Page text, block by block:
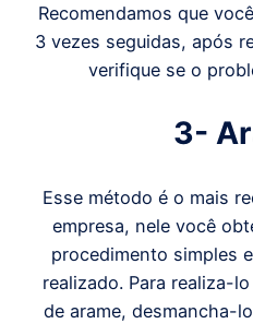
Recomendamos que
3 vezes seguidas, após
verifique se o
3-
Esse método é o mais
empresa, nele você
procedimento simples
realizado. Para realiza-
de arame, desmancha-